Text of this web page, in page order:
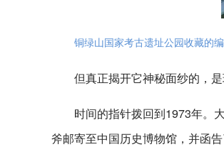
铜绿山国家考古遗址公园收藏的
但真正揭开它神秘面纱的，是
时间的指针拨回到1973年。
斧邮寄至中国历史博物馆，并函